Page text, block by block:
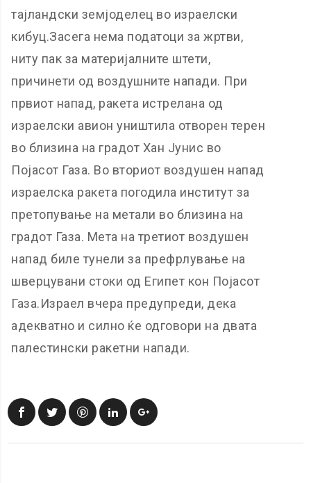
тајландски земјоделец во израелски
кибуц.Засега нема податоци за жртви,
ниту пак за материјалните штети,
причинети од воздушните напади. При
првиот напад, ракета истрелана од
израелски авион уништила отворен терен
во близина на градот Хан Јунис во
Појасот Газа. Во вториот воздушен напад
израелска ракета погодила институт за
претопување на метали во близина на
градот Газа. Мета на третиот воздушен
напад биле тунели за префрлување на
шверцувани стоки од Египет кон Појасот
Газа.Израел вчера предупреди, дека
адекватно и силно ќе одговори на двата
палестински ракетни напади.